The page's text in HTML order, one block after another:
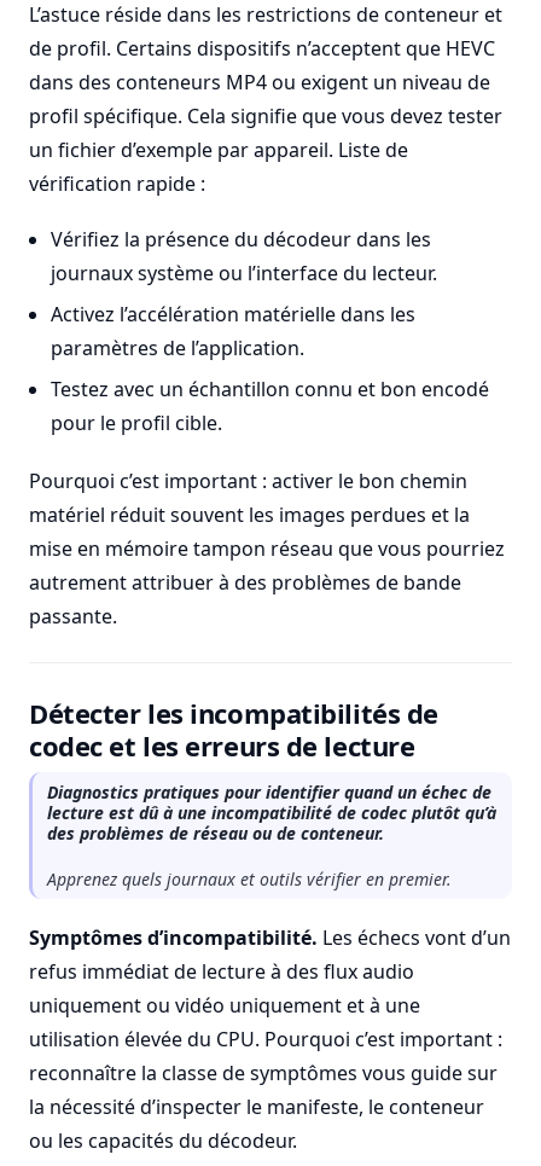
L’astuce réside dans les restrictions de conteneur et
de profil. Certains dispositifs n’acceptent que HEVC
dans des conteneurs MP4 ou exigent un niveau de
profil spécifique. Cela signifie que vous devez tester
un fichier d’exemple par appareil. Liste de
vérification rapide :
Vérifiez la présence du décodeur dans les
journaux système ou l’interface du lecteur.
Activez l’accélération matérielle dans les
paramètres de l’application.
Testez avec un échantillon connu et bon encodé
pour le profil cible.
Pourquoi c’est important : activer le bon chemin
matériel réduit souvent les images perdues et la
mise en mémoire tampon réseau que vous pourriez
autrement attribuer à des problèmes de bande
passante.
Détecter les incompatibilités de
codec et les erreurs de lecture
Diagnostics pratiques pour identifier quand un échec de
lecture est dû à une incompatibilité de codec plutôt qu’à
des problèmes de réseau ou de conteneur.
Apprenez quels journaux et outils vérifier en premier.
Symptômes d’incompatibilité. Les échecs vont d’un
refus immédiat de lecture à des flux audio
uniquement ou vidéo uniquement et à une
utilisation élevée du CPU. Pourquoi c’est important :
reconnaître la classe de symptômes vous guide sur
la nécessité d’inspecter le manifeste, le conteneur
ou les capacités du décodeur.